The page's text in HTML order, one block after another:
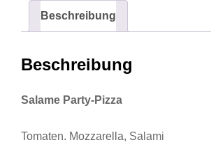
Beschreibung
Beschreibung
Salame Party-Pizza
Tomaten. Mozzarella, Salami